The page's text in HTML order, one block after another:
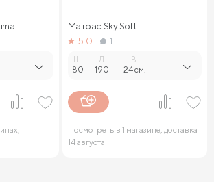
Матрас Sky Soft
5.0
1
Ш.
80 -
Д.
190 -
В.
24 см.
Посмотреть в 1 магазине, доставка
14 августа